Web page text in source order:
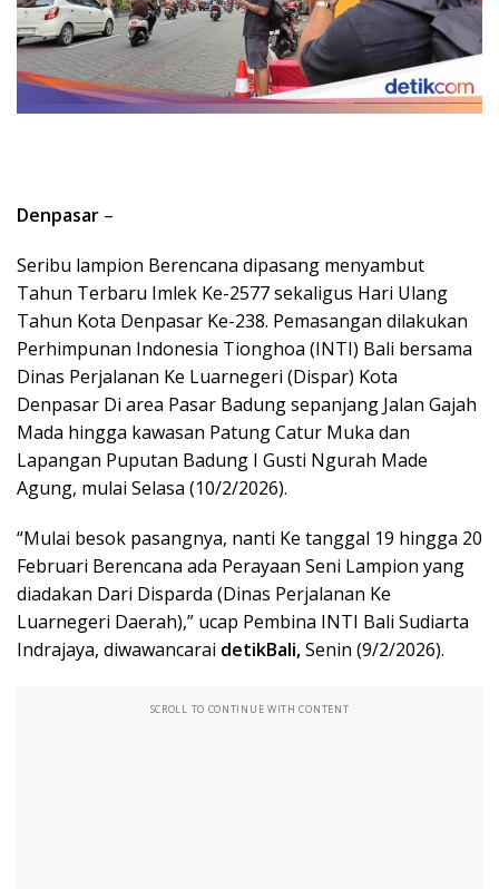
Denpasar –
Seribu lampion Berencana dipasang menyambut
Tahun Terbaru Imlek Ke-2577 sekaligus Hari Ulang
Tahun Kota Denpasar Ke-238. Pemasangan dilakukan
Perhimpunan Indonesia Tionghoa (INTI) Bali bersama
Dinas Perjalanan Ke Luarnegeri (Dispar) Kota
Denpasar Di area Pasar Badung sepanjang Jalan Gajah
Mada hingga kawasan Patung Catur Muka dan
Lapangan Puputan Badung I Gusti Ngurah Made
Agung, mulai Selasa (10/2/2026).
“Mulai besok pasangnya, nanti Ke tanggal 19 hingga 20
Februari Berencana ada Perayaan Seni Lampion yang
diadakan Dari Disparda (Dinas Perjalanan Ke
Luarnegeri Daerah),” ucap Pembina INTI Bali Sudiarta
Indrajaya, diwawancarai detikBali,Senin (9/2/2026).
SCROLL TO CONTINUE WITH CONTENT